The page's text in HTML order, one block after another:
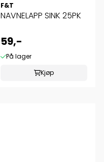
F&T
NAVNELAPP SINK 25PK
59,-
På lager
Kjøp